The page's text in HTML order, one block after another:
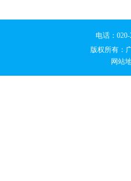
电话：
版权所有：
网站